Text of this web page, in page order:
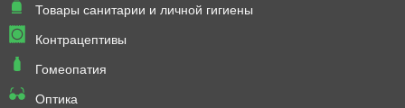
Товары санитарии и личной гигиены
Контрацептивы
Гомеопатия
Оптика